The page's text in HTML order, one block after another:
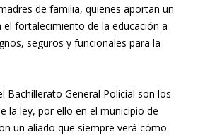
de familia, quienes aportan un
el fortalecimiento de la educación a
seguros y funcionales para la
Bachillerato General Policial son los
la ley, por ello en el municipio de
un aliado que siempre verá cómo